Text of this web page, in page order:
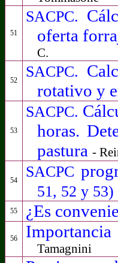
51
SACPC.
oferta
C.
52 SACPC.
rotativo y
53
SACPC.
horas.
pastura -
54 SACPC
51, 52 y 53)
55 ¿Es
56
Tamagnini